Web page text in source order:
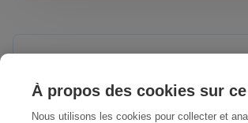
À propos des cookies sur
Nous utilisons les cookies pour collecter et